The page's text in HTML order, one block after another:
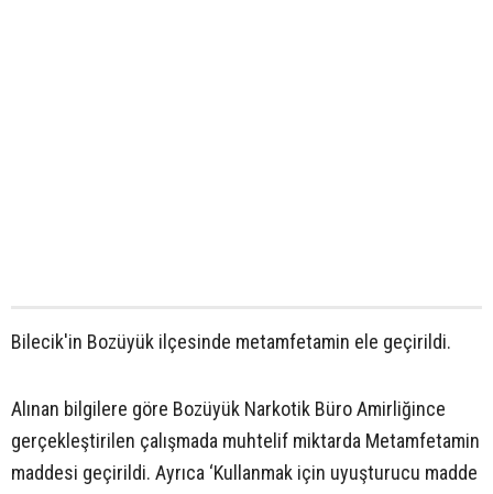
Bilecik'in Bozüyük ilçesinde metamfetamin ele geçirildi.
Alınan bilgilere göre Bozüyük Narkotik Büro Amirliğince
gerçekleştirilen çalışmada muhtelif miktarda Metamfetamin
maddesi geçirildi. Ayrıca ‘Kullanmak için uyuşturucu madde